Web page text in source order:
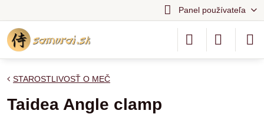
Panel používateľa
STAROSTLIVOSŤ O MEČ
Taidea Angle clamp